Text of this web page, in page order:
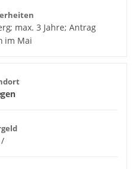
max. 3 Jahre; Antrag
im Mai
/